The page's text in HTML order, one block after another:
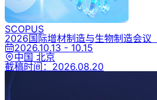
SCOPUS
2026国际增材制造与生物制造会议
2026.10.13 - 10.15
中国 北京
截稿时间： 2026.08.20